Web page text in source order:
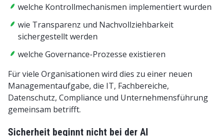
welche Kontrollmechanismen implementiert wurden
wie Transparenz und Nachvollziehbarkeit
sichergestellt werden
welche Governance-Prozesse existieren
Für viele Organisationen wird dies zu einer neuen
Managementaufgabe, die IT, Fachbereiche,
Datenschutz, Compliance und Unternehmensführung
gemeinsam betrifft.
Sicherheit beginnt nicht bei der AI